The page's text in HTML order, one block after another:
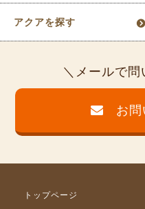
アクアを探す
メールで
お
トップページ